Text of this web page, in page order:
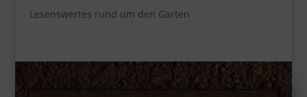
Lesenswertes rund um den Garten